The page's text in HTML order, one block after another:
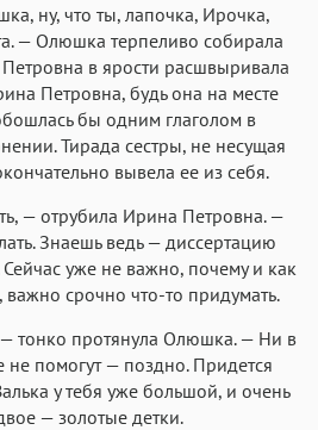
ну, что ты, лапочка, Ирочка,
— Олюшка терпеливо собирала
в ярости расшвыривала
Петровна, будь она на месте
бы одним глаголом в
Тирада сестры, не несущая
вывела ее из себя.
— отрубила Ирина Петровна. —
Знаешь ведь — диссертацию
Сейчас уже не важно, почему и как
важно срочно что-то придумать.
— тонко протянула Олюшка. — Ни в
помогут — поздно. Придется
у тебя уже большой, и очень
— золотые детки.